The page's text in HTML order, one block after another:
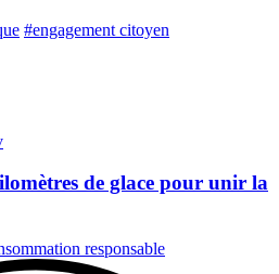
#engagement citoyen
de glace pour unir la
responsable